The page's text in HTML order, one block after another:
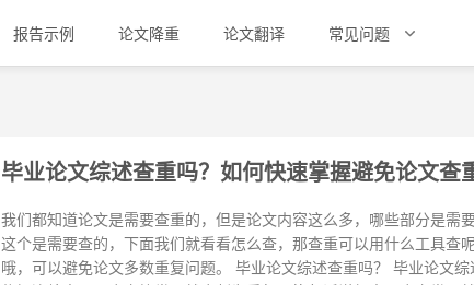
报告示例 论文降重 论文翻译 常见问题
毕业论文综述查重吗？如何快速掌握避免论文查
我们都知道论文是需要查重的，但是论文内容这么多，哪些部分是需
这个是需要查的，下面我们就看看怎么查，那查重可以用什么工具查
哦，可以避免论文多数重复问题。 毕业论文综述查重吗？ 毕业论文综述是需要查重的，综述的查重原理是